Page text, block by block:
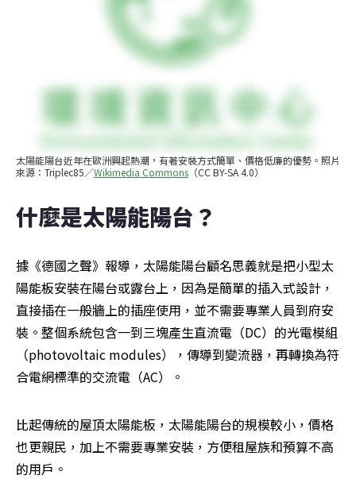
太陽能陽台近年在歐洲興起熱潮，有著安裝方式簡單、價格低廉的優勢。照片
來源：Triplec85／Wikimedia Commons （CC BY-SA 4.0）
什麼是太陽能陽台？
據《德國之聲》報導，太陽能陽台顧名思義就是把小型太
陽能板安裝在陽台或露台上，因為是簡單的插入式設計，
直接插在一般牆上的插座使用，並不需要專業人員到府安
裝。整個系統包含一到三塊產生直流電（DC）的光電模組
（photovoltaic modules），傳導到變流器，再轉換為符
合電網標準的交流電（AC）。
比起傳統的屋頂太陽能板，太陽能陽台的規模較小，價格
也更親民，加上不需要專業安裝，方便租屋族和預算不高
的用戶。